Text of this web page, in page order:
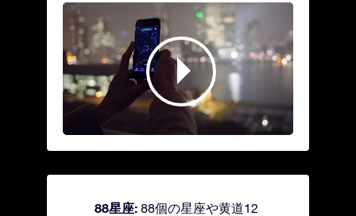
88星座: 88個の星座や黄道12